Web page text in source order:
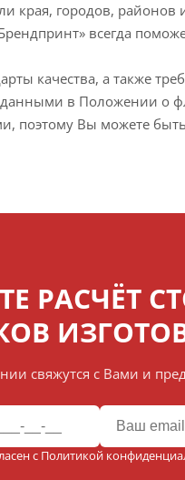
края, городов,
всегда
качества, а также
в Положении о
поэтому Вы можете
РАСЧЁТ
свяжутся с Вами и
с Политикой